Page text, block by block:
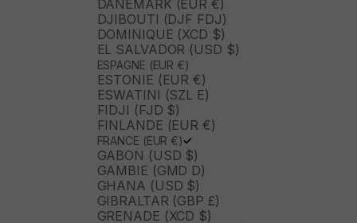
DANEMARK (EUR €)
DJIBOUTI (DJF FDJ)
DOMINIQUE (XCD $)
EL SALVADOR (USD $)
ESPAGNE (EUR €)
ESTONIE (EUR €)
ESWATINI (SZL E)
FIDJI (FJD $)
FINLANDE (EUR €)
FRANCE (EUR €)
GABON (USD $)
GAMBIE (GMD D)
GHANA (USD $)
GIBRALTAR (GBP £)
GRENADE (XCD $)